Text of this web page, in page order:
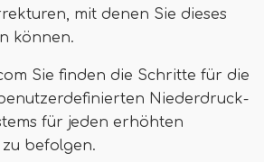
mit denen Sie dieses
können.
Sie finden die Schritte für die
Niederdruck-
für jeden erhöhten
befolgen.